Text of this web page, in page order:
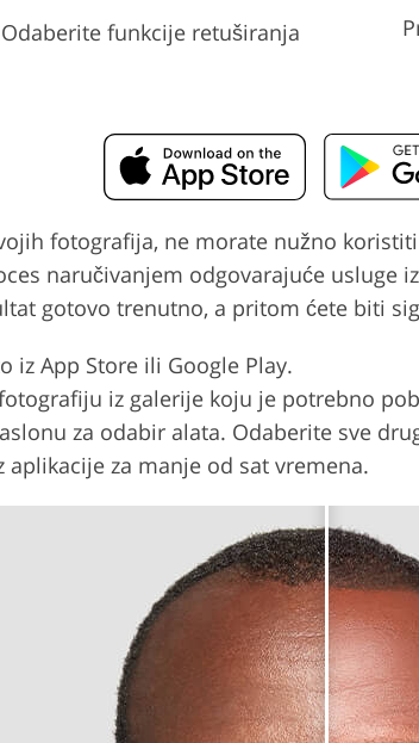
Odaberite funkcije retuširanja
fotografija, ne morate nužno
naručivanjem odgovarajuće usluge
gotovo trenutno, a pritom ćete biti
iz App Store ili Google Play.
iz galerije koju je potrebno
za odabir alata. Odaberite sve
za manje od sat vremena.